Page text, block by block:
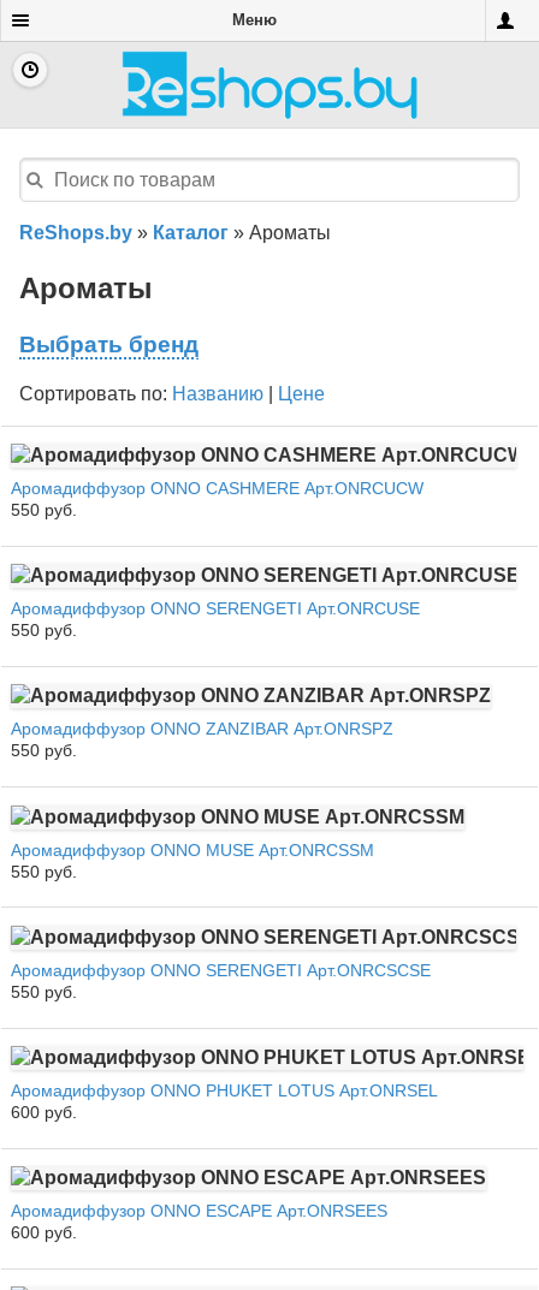
Меню
ReShops.by » Каталог » Ароматы
Ароматы
Выбрать бренд
Сортировать по: Названию Цене
Аромадиффузор ONNO CASHMERE Арт.ONRCUCW
550 руб.
Аромадиффузор ONNO SERENGETI Арт.ONRCUSE
550 руб.
Аромадиффузор ONNO ZANZIBAR Арт.ONRSPZ
550 руб.
Аромадиффузор ONNO MUSE Арт.ONRCSSM
550 руб.
Аромадиффузор ONNO SERENGETI Арт.ONRCSCSE
550 руб.
Аромадиффузор ONNO PHUKET LOTUS Арт.ONRSEL
600 руб.
Аромадиффузор ONNO ESCAPE Арт.ONRSEES
600 руб.